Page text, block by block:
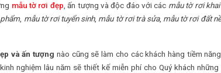
mẫu tờ rơi đẹp , ấn tượng và độc đáo với các mẫu tờ rơi
, mẫu tờ rơi tuyển sinh, mẫu tờ rơi trà sửa, mẫu tờ rơi đất
và ấn tượng nào cũng sẽ làm cho các khách hàng tiềm
nghiệm lâu năm sẽ thiết kế miễn phí cho Quý khách những